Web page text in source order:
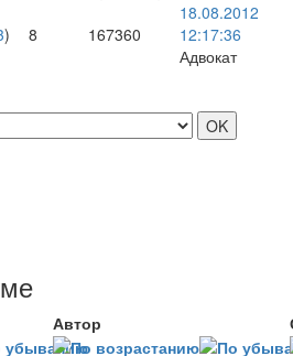
)
8 167360
18.08.2012
12:17:36
Адвокат
Автор